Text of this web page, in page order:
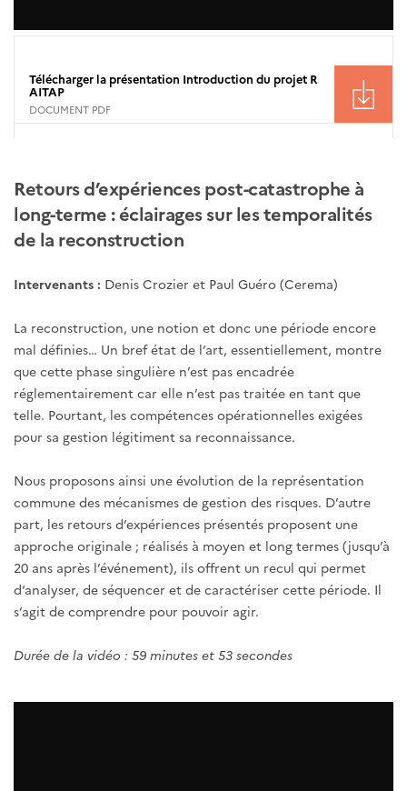
Télécharger la présentation Introduction du projet R
AITAP
DOCUMENT PDF
Retours d’expériences post-catastrophe à
long-terme : éclairages sur les temporalités
de la reconstruction
Intervenants : Denis Crozier et Paul Guéro (Cerema)
La reconstruction, une notion et donc une période encore
mal définies… Un bref état de l’art, essentiellement, montre
que cette phase singulière n’est pas encadrée
réglementairement car elle n’est pas traitée en tant que
telle. Pourtant, les compétences opérationnelles exigées
pour sa gestion légitiment sa reconnaissance.
Nous proposons ainsi une évolution de la représentation
commune des mécanismes de gestion des risques. D’autre
part, les retours d’expériences présentés proposent une
approche originale ; réalisés à moyen et long termes (jusqu’à
20 ans après l’événement), ils offrent un recul qui permet
d‘analyser, de séquencer et de caractériser cette période. Il
s’agit de comprendre pour pouvoir agir.
Durée de la vidéo : 59 minutes et 53 secondes